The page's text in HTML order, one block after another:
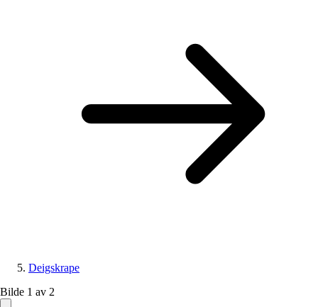
Deigskrape
Bilde 1 av 2